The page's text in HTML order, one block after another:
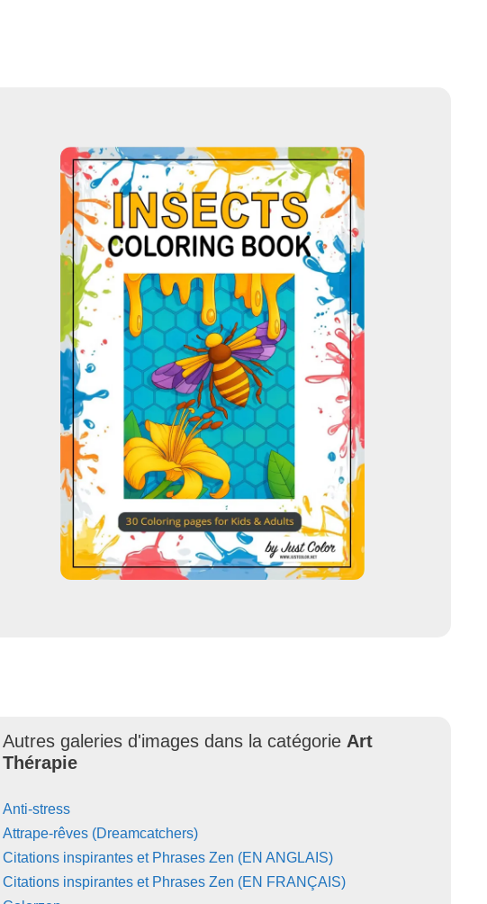
Autres galeries d'images dans la catégorie Art
Thérapie
Anti-stress
Attrape-rêves (Dreamcatchers)
Citations inspirantes et Phrases Zen (EN ANGLAIS)
Citations inspirantes et Phrases Zen (EN FRANÇAIS)